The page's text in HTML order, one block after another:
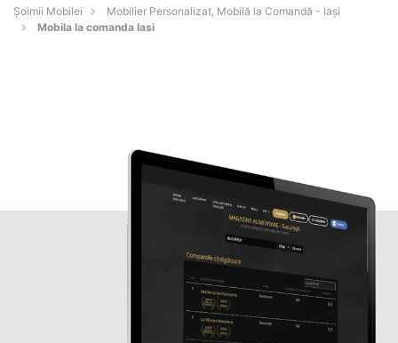
Șoimii Mobilei
Mobilier Personalizat, Mobilă la Comandă - Iaşi
Mobila la comanda Iasi